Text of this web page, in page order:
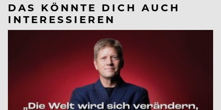
DAS KÖNNTE DICH AUCH
INTERESSIEREN